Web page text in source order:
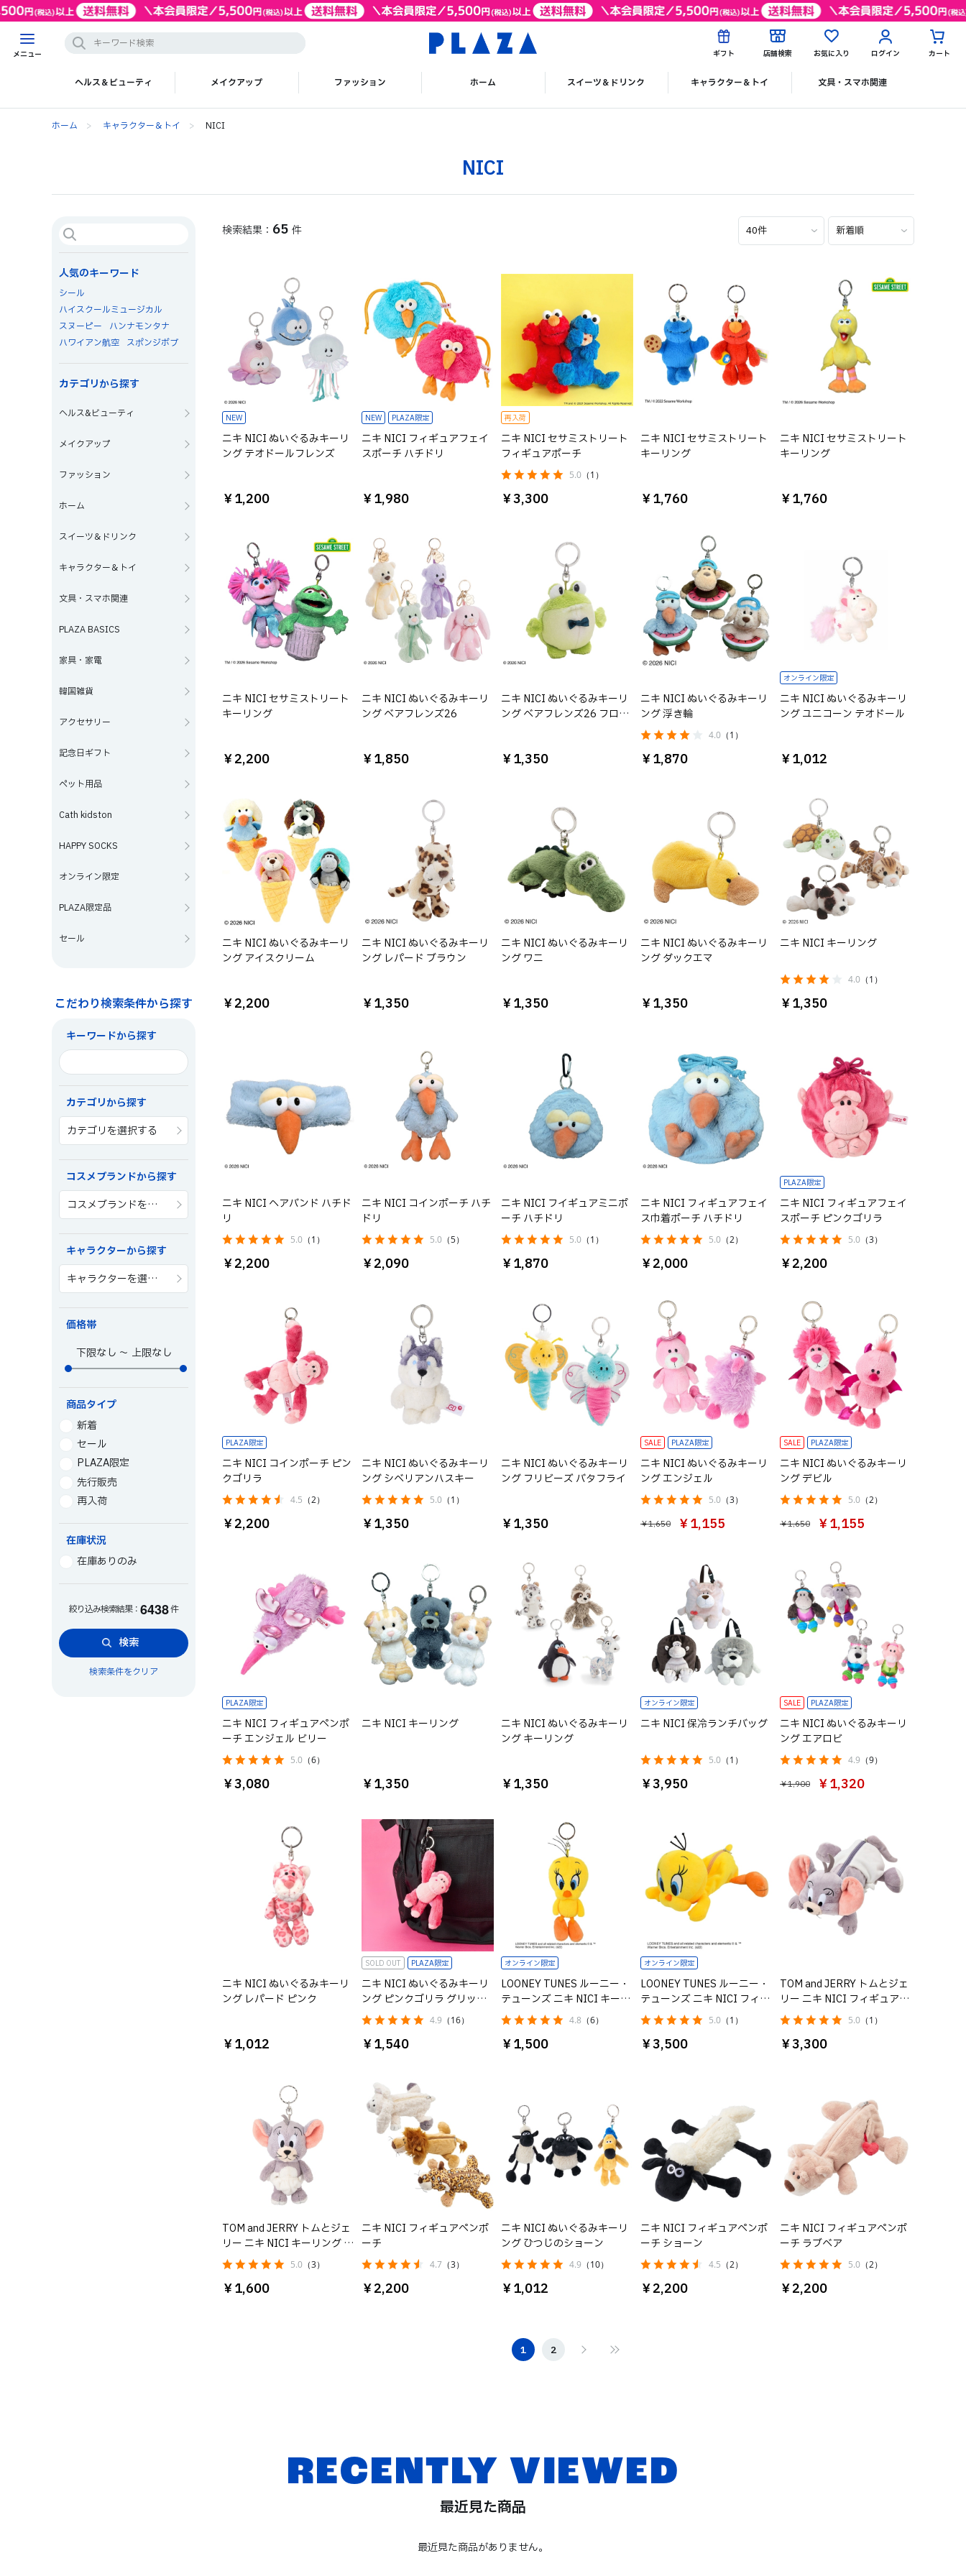
メニュー ギフト 店舗検索 お気に入り ログイン カート
ヘルス＆ビューティ メイクアップ ファッション ホーム スイーツ＆ドリンク キャラクター＆トイ 文具・スマホ関連
ホーム > キャラクター＆トイ > NICI
NICI
人気のキーワード
シール
ハイスクールミュージカル
スヌーピー
ハンナモンタナ
ハワイアン航空
スポンジボブ
カテゴリから探す
ヘルス&ビューティ
メイクアップ
ファッション
ホーム
スイーツ＆ドリンク
キャラクター＆トイ
文具・スマホ関連
PLAZA BASICS
家具・家電
韓国雑貨
アクセサリー
記念日ギフト
ペット用品
Cath kidston
HAPPY SOCKS
オンライン限定
PLAZA限定品
セール
こだわり検索条件から探す
キーワードから探す
カテゴリから探す
カテゴリを選択する
コスメブランドから探す
コスメブランドを選択する
キャラクターから探す
キャラクターを選択する
価格帯
～
商品タイプ
新着
セール
PLAZA限定
先行販売
再入荷
在庫状況
在庫ありのみ
絞り込み検索結果： 6438件
検索
検索条件をクリア
65 件
NEW
ニキ NICI ぬいぐるみキーリ
ング テオドールフレンズ
￥1,200
NEW PLAZA限定
ニキ NICI フィギュアフェイ
スポーチ ハチドリ
￥1,980
再入荷
ニキ NICI セサミストリート
フィギュアポーチ
5.0 （1）
￥3,300
ニキ NICI セサミストリート
キーリング
￥1,760
ニキ NICI セサミストリート
キーリング
￥1,760
ニキ NICI セサミストリート
キーリング
￥2,200
ニキ NICI ぬいぐるみキーリ
ング ベアフレンズ26
￥1,850
ニキ NICI ぬいぐるみキーリ
ング ベアフレンズ26 フロー
￥1,350
ニキ NICI ぬいぐるみキーリ
ング 浮き輪
4.0 （1）
￥1,870
オンライン限定
ニキ NICI ぬいぐるみキーリ
ング ユニコーン テオドール
￥1,012
ニキ NICI ぬいぐるみキーリ
ング アイスクリーム
￥2,200
ニキ NICI ぬいぐるみキーリ
ング レパード ブラウン
￥1,350
ニキ NICI ぬいぐるみキーリ
ング ワニ
￥1,350
ニキ NICI ぬいぐるみキーリ
ング ダックエマ
￥1,350
ニキ NICI キーリング
4.0 （1）
￥1,350
ニキ NICI ヘアバンド ハチド
リ
5.0 （1）
￥2,200
ニキ NICI コインポーチ ハチ
ドリ
5.0 （5）
￥2,090
ニキ NICI フイギュアミニポ
ーチ ハチドリ
5.0 （1）
￥1,870
ニキ NICI フィギュアフェイ
ス巾着ポーチ ハチドリ
5.0 （2）
￥2,000
PLAZA限定
ニキ NICI フィギュアフェイ
スポーチ ピンクゴリラ
5.0 （3）
￥2,200
PLAZA限定
ニキ NICI コインポーチ ピン
クゴリラ
4.5 （2）
￥2,200
ニキ NICI ぬいぐるみキーリ
ング シベリアンハスキー
5.0 （1）
￥1,350
ニキ NICI ぬいぐるみキーリ
ング フリビーズ バタフライ
￥1,350
SALE PLAZA限定
ニキ NICI ぬいぐるみキーリ
ング エンジェル
5.0 （3）
￥1,650 ￥1,155
SALE PLAZA限定
ニキ NICI ぬいぐるみキーリ
ング デビル
5.0 （2）
￥1,650 ￥1,155
PLAZA限定
ニキ NICI フィギュアペンポ
ーチ エンジェル ビリー
5.0 （6）
￥3,080
ニキ NICI キーリング
￥1,350
ニキ NICI ぬいぐるみキーリ
ング キーリング
￥1,350
オンライン限定
ニキ NICI 保冷ランチバッグ
5.0 （1）
￥3,950
SALE PLAZA限定
ニキ NICI ぬいぐるみキーリ
ング エアロビ
4.9 （9）
￥1,900 ￥1,320
ニキ NICI ぬいぐるみキーリ
ング レパード ピンク
￥1,012
SOLD OUT PLAZA限定
ニキ NICI ぬいぐるみキーリ
ング ピンクゴリラ グリッタ
ーハート
4.9 （16）
￥1,540
オンライン限定
LOONEY TUNES ルーニー・
テューンズ ニキ NICI キーリ
ング トゥイーティー
4.8 （6）
￥1,500
オンライン限定
LOONEY TUNES ルーニー・
テューンズ ニキ NICI フィギ
ュアペンポーチ トゥイーテ
ィー
5.0 （1）
￥3,500
TOM and JERRY トムとジェ
リー ニキ NICI フィギュアペ
ンポーチ タフィー
5.0 （1）
￥3,300
TOM and JERRY トムとジェ
リー ニキ NICI キーリング タ
フィー
5.0 （3）
￥1,600
ニキ NICI フィギュアペンポ
ーチ
4.7 （3）
￥2,200
ニキ NICI ぬいぐるみキーリ
ング ひつじのショーン
4.9 （10）
￥1,012
ニキ NICI フィギュアペンポ
ーチ ショーン
4.5 （2）
￥2,200
ニキ NICI フィギュアペンポ
ーチ ラブベア
5.0 （2）
￥2,200
1 2
RECENTLY VIEWED
最近見た商品
最近見た商品がありません。